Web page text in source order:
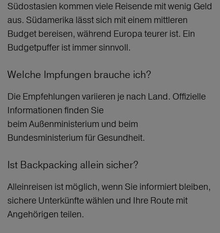
Südostasien kommen viele Reisende mit wenig Geld
aus. Südamerika lässt sich mit einem mittleren
Budget bereisen, während Europa teurer ist. Ein
Budgetpuffer ist immer sinnvoll.
Welche Impfungen brauche ich?
Die Empfehlungen variieren je nach Land. Offizielle
Informationen finden Sie
beim Außenministerium und beim
Bundesministerium für Gesundheit.
Ist Backpacking allein sicher?
Alleinreisen ist möglich, wenn Sie informiert bleiben,
sichere Unterkünfte wählen und Ihre Route mit
Angehörigen teilen.